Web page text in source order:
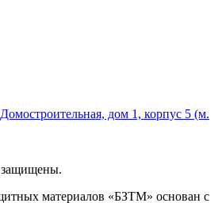
дом 1, корпус 5 (м.
защищены.
материалов «БЗТМ» основан с